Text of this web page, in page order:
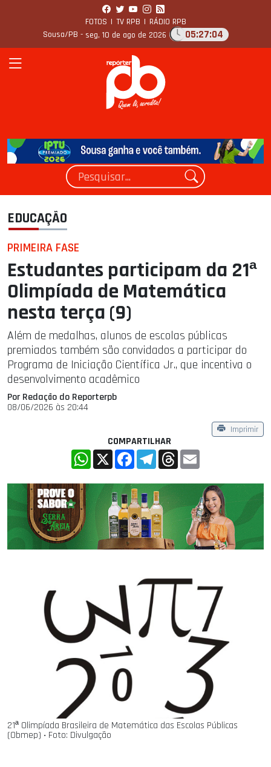
FOTOS | TV RPB | RÁDIO RPB
Sousa/PB - seg, 10 de ago de 2026 05:27:06
EDUCAÇÃO
PRIMEIRA FASE
Estudantes participam da 21ª
Olimpíada de Matemática
nesta terça (9)
Além de medalhas, alunos de escolas públicas
premiados também são convidados a participar do
Programa de Iniciação Científica Jr., que incentiva o
desenvolvimento acadêmico
Por Redação do Reporterpb
08/06/2026 às 20:44
Imprimir
COMPARTILHAR
WhatsApp
X FacebookTelegramThreads
21ª Olimpíada Brasileira de Matemática das Escolas Públicas
(Obmep) ‧ Foto: Divulgação